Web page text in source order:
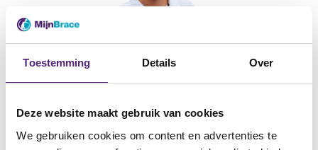
Toestemming Details Over
Deze website maakt gebruik van cookies
We gebruiken cookies om content en advertenties te